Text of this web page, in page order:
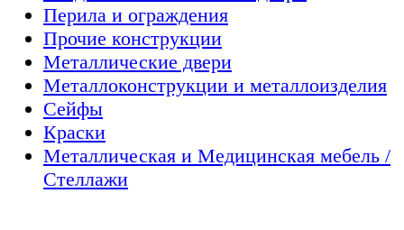
Перила и ограждения
Прочие конструкции
Металлические двери
Металлоконструкции и металлоизделия
Сейфы
Краски
Металлическая и Медицинская мебель /
Стеллажи